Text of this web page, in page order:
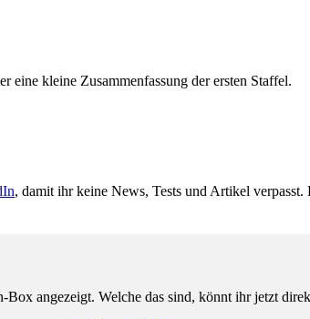
eine kleine Zusammenfassung der ersten Staffel.
, damit ihr keine News, Tests und Artikel
angezeigt. Welche das sind, könnt ihr jetzt